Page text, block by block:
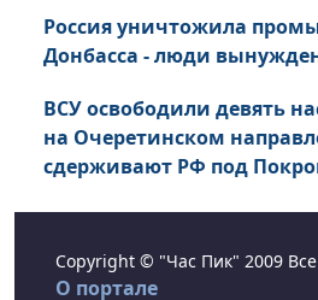
Россия уничтожила
Донбасса - люди
ВСУ освободили девять
на Очеретинском
сдерживают РФ под
Copyright © "Час Пик" 2009
О портале